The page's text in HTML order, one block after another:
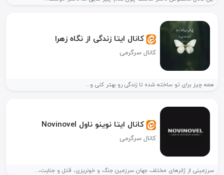
کانال ایتا زندگی از نگاه زهرا
کانال سرگرمی
همه چیز برای تو ساخته شده تا زندگی رو بهتر کنی و...
کانال ایتا نوینو ناول Novinovel
کانال سرگرمی
سرزمینی از ژانرهای مختلف جهان سرزمین جنگ و خونریزی، قتل و جنایت،...